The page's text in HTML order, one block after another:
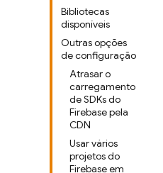
Bibliotecas
disponíveis
Outras opções
de configuração
Atrasar o
carregamento
de SDKs do
Firebase pela
CDN
Usar vários
projetos do
Firebase em